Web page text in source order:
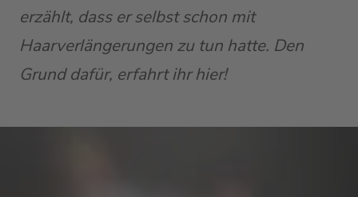
erzählt, dass er selbst schon mit
Haarverlängerungen zu tun hatte. Den
Grund dafür, erfahrt ihr hier!